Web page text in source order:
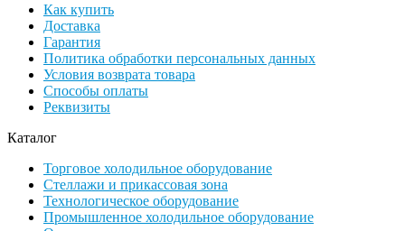
Как купить
Доставка
Гарантия
Политика обработки персональных данных
Условия возврата товара
Способы оплаты
Реквизиты
Каталог
Торговое холодильное оборудование
Стеллажи и прикассовая зона
Технологическое оборудование
Промышленное холодильное оборудование